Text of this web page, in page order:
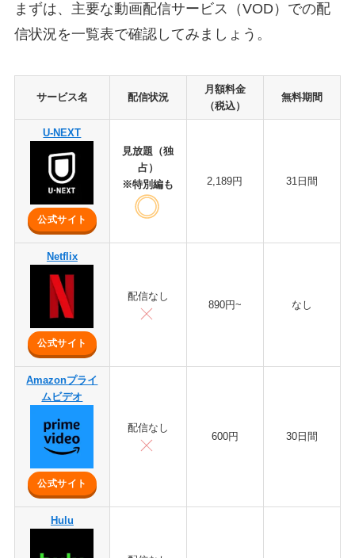
まずは、主要な動画配信サービス（VOD）での配
信状況を一覧表で確認してみましょう。
サービス名 配信状況
月額料金
（税込）
無料期間
U-NEXT
公式サイト
見放題（独
占）
※特別編も
2,189円 31日間
Netflix
公式サイト
配信なし
890円~ なし
Amazonプライ
ムビデオ
公式サイト
配信なし
600円 30日間
Hulu